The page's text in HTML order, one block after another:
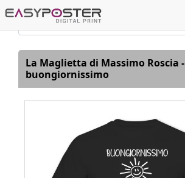
La Maglietta di Massimo Roscia -
buongiornissimo